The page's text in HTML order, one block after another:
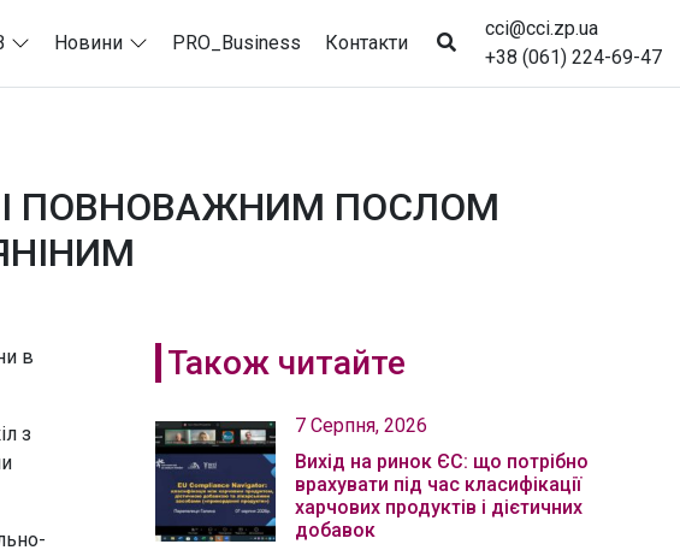
Новини PRO_Business Контакти
cci@cci.zp.ua
+38 (061) 224-69-47
ПОВНОВАЖНИМ ПОСЛОМ
в
з
Також читайте
7 Серпня, 2026
Вихід на ринок ЄС: що потрібно
врахувати під час класифікації
харчових продуктів і дієтичних
добавок